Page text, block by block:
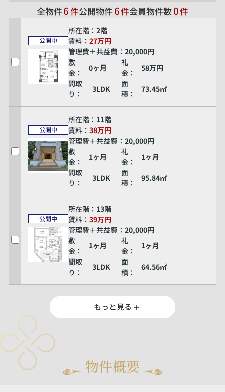
全物件6件公開物件6件会員物件数0件
公開中
所在階：2階
賃料：27万円
管理費＋共益費：20,000円
敷
金：
0ヶ月
礼
金：
58万円
間取
り：
3LDK
面
積：
73.45㎡
公開中
所在階： 11階
賃料：38万円
管理費＋共益費：20,000円
敷
金：
1ヶ月
礼
金：
1ヶ月
間取
り：
3LDK
面
積：
95.84㎡
公開中
所在階： 13階
賃料：39万円
管理費＋共益費：20,000円
敷
金：
1ヶ月
礼
金：
1ヶ月
間取
り：
3LDK
面
積：
64.56㎡
もっと見る
物件概要